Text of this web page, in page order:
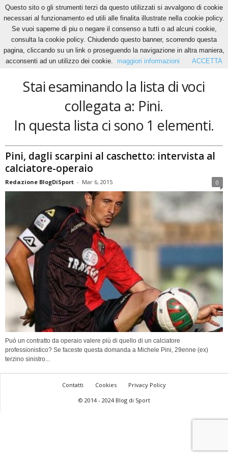
Home Tags Pini
Pini
Stai esaminando la lista di voci
collegata a: Pini.
In questa lista ci sono 1 elementi.
Pini, dagli scarpini al caschetto: intervista al
calciatore-operaio
Redazione BlogDiSport - Mar 6, 2015 0
Può un contratto da operaio valere più di quello di un calciatore
professionistico? Se faceste questa domanda a Michele Pini, 29enne (ex)
terzino sinistro...
Contatti Cookies
Privacy Policy
© 2014 - 2024 Blog di Sport
Questo sito o gli strumenti terzi da questo utilizzati si avvalgono di cookie
necessari al funzionamento ed utili alle finalita illustrate nella cookie policy.
Se vuoi saperne di piu o negare il consenso a tutti o ad alcuni cookie,
consulta la cookie policy. Chiudendo questo banner, scorrendo questa
pagina, cliccando su un link o proseguendo la navigazione in altra maniera,
acconsenti ad un utilizzo dei cookie.
maggiori informazioni ACCETTA